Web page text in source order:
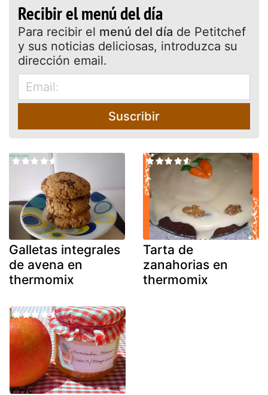
Recibir el menú del día
Para recibir el menú del día de Petitchef
y sus noticias deliciosas, introduzca su
dirección email.
Suscribir
Galletas integrales
de avena en
thermomix
Tarta de
zanahorias en
thermomix